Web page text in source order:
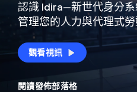
認識 Idira—新世代身分
管理您的人力與代理式
觀看視訊
閱讀發佈部落格